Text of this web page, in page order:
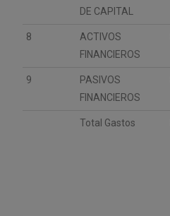
DE CAPITAL
8
ACTIVOS
FINANCIEROS
9
PASIVOS
FINANCIEROS
Total Gastos